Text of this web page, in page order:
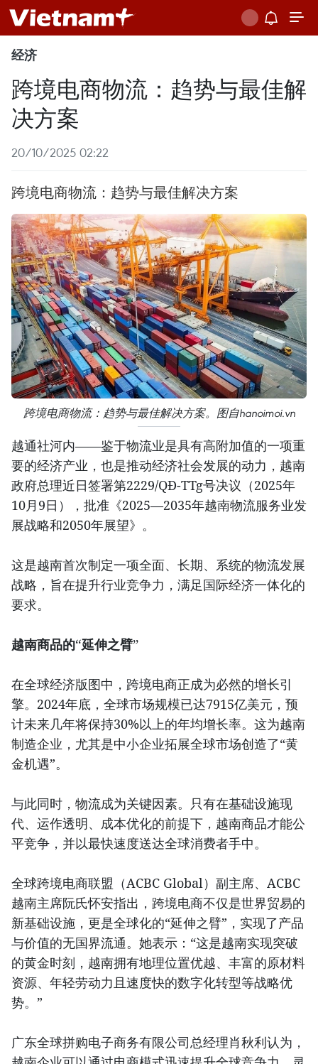
经济
跨境电商物流：趋势与最佳解
决方案
20/10/2025 02:22
跨境电商物流：趋势与最佳解决方案
跨境电商物流：趋势与最佳解决方案。图自hanoimoi.vn
越通社河内——鉴于物流业是具有高附加值的一项重
要的经济产业，也是推动经济社会发展的动力，越南
政府总理近日签署第2229/QĐ-TTg号决议（2025年
10月9日），批准《2025—2035年越南物流服务业发
展战略和2050年展望》。
这是越南首次制定一项全面、长期、系统的物流发展
战略，旨在提升行业竞争力，满足国际经济一体化的
要求。
越南商品的“延伸之臂”
在全球经济版图中，跨境电商正成为必然的增长引
擎。2024年底，全球市场规模已达7915亿美元，预
计未来几年将保持30%以上的年均增长率。这为越南
制造企业，尤其是中小企业拓展全球市场创造了“黄
金机遇”。
与此同时，物流成为关键因素。只有在基础设施现
代、运作透明、成本优化的前提下，越南商品才能公
平竞争，并以最快速度送达全球消费者手中。
全球跨境电商联盟（ACBC Global）副主席、ACBC
越南主席阮氏怀安指出，跨境电商不仅是世界贸易的
新基础设施，更是全球化的“延伸之臂”，实现了产品
与价值的无国界流通。她表示：“这是越南实现突破
的黄金时刻，越南拥有地理位置优越、丰富的原材料
资源、年轻劳动力且速度快的数字化转型等战略优
势。”
广东全球拼购电子商务有限公司总经理肖秋利认为，